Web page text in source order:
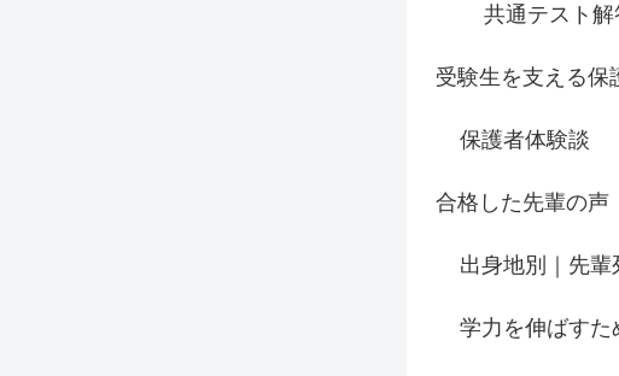
共通テスト
受験生を支える保
保護者体験談
合格した先輩の声
出身地別｜先輩
学力を伸ばすた